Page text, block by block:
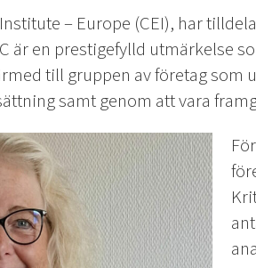
– Europe (CEI), har
är en prestigefylld utmärkelse
till gruppen av företag
samt genom att vara